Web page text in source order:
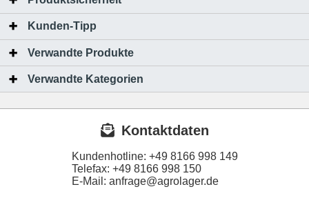
Kunden-Tipp
Verwandte Produkte
Verwandte Kategorien
Kontaktdaten
Kundenhotline: +49 8166 998 149
Telefax: +49 8166 998 150
E-Mail: anfrage@agrolager.de